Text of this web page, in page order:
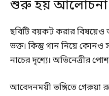
শুরু হয় আলোচনা
ছবিটি বয়কট করার
ভক্ত। কিন্তু গান নিয়ে কোনও
নাচের দৃশ্যে। অভিনেত্রীর
আবেদনময়ী ভঙ্গিতে গেরুয়া